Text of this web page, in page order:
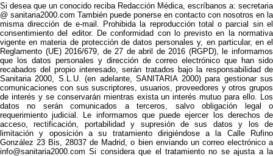
Si desea que un conocido reciba Redacción Médica, escríbanos a: secretaria
@ sanitaria2000.com También puede ponerse en contacto con nosotros en la
misma dirección de e-mail. Prohibida la reproducción total o parcial sin el
consentimiento del editor. De conformidad con lo previsto en la normativa
vigente en materia de protección de datos personales y, en particular, en el
Reglamento (UE) 2016/679, de 27 de abril de 2016 (RGPD), le informamos
que los datos personales y dirección de correo electrónico que han sido
recabados del propio interesado, serán tratados bajo la responsabilidad de
Sanitaria 2000, S.L.U. (en adelante, SANITARIA 2000) para gestionar sus
comunicaciones con sus suscriptores, usuarios, proveedores y otros grupos
de interés y se conservarán mientras exista un interés mutuo para ello. Los
datos no serán comunicados a terceros, salvo obligación legal o
requerimiento judicial. Le informamos que puede ejercer los derechos de
acceso, rectificación, portabilidad y supresión de sus datos y los de
limitación y oposición a su tratamiento dirigiéndose a la Calle Rufino
González 23 Bis, 28037 de Madrid, o bien enviando un correo electrónico a
info@sanitaria2000.com Si considera que el tratamiento no se ajusta a la